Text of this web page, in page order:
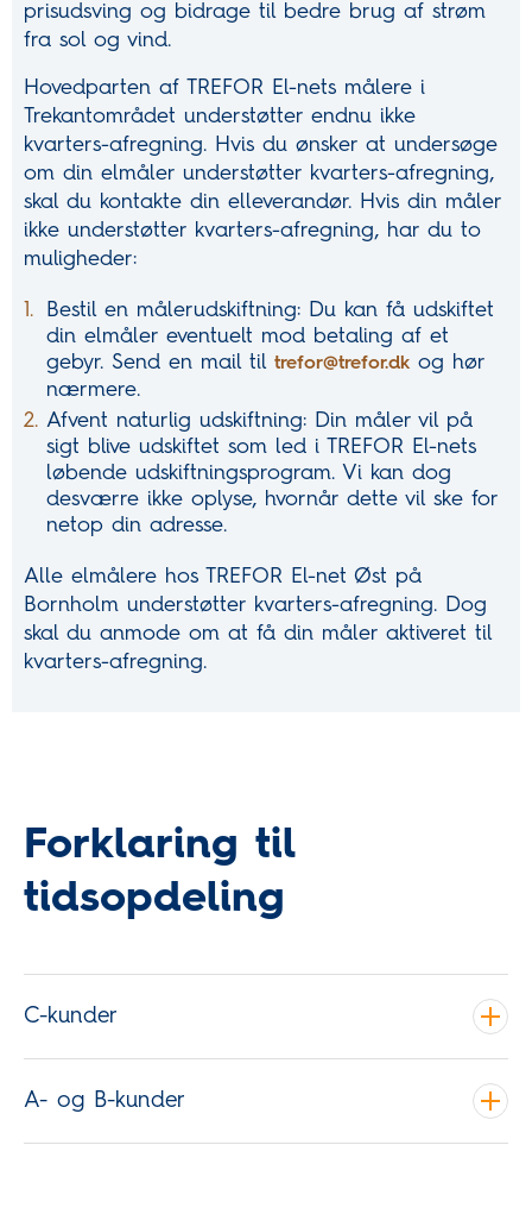
prisudsving og bidrage til bedre brug af strøm
fra sol og vind.
Hovedparten af TREFOR El-nets målere i
Trekantområdet understøtter endnu ikke
kvarters-afregning. Hvis du ønsker at undersøge
om din elmåler understøtter kvarters-afregning,
skal du kontakte din elleverandør. Hvis din måler
ikke understøtter kvarters-afregning, har du to
muligheder:
Bestil en målerudskiftning: Du kan få udskiftet
din elmåler eventuelt mod betaling af et
gebyr. Send en mail til trefor@trefor.dk og hør
nærmere.
Afvent naturlig udskiftning: Din måler vil på
sigt blive udskiftet som led i TREFOR El-nets
løbende udskiftningsprogram. Vi kan dog
desværre ikke oplyse, hvornår dette vil ske for
netop din adresse.
Alle elmålere hos TREFOR El-net Øst på
Bornholm understøtter kvarters-afregning. Dog
skal du anmode om at få din måler aktiveret til
kvarters-afregning.
Forklaring til
tidsopdeling
C-kunder
A- og B-kunder